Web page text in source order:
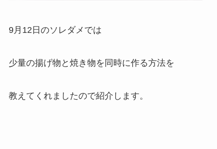
9月12日のソレダメでは
少量の揚げ物と焼き物を同時に作る方法を
教えてくれましたので紹介します。